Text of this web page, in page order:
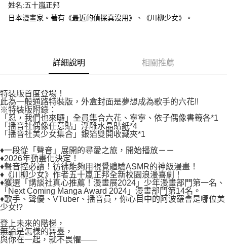
※ 請注意：結帳手續完成當下不需立刻繳費，但若您需要取消訂單，請聯絡
購買商品的店家。未經商家同意取消之訂單仍視為有效，需透過AFTEE先享
後付繳納相關費用。
權轉讓予恩沛科技股份有限公司。
２．關於個人資料處理事宜，請瀏覽以下網址：
https://aftee.tw/terms/#terms3
３．未成年的使用者請事先徵得法定代理人或監護人之同意方可使用
「AFTEE先享後付」，若未經同意申辦者引起之損失，本公司不負相關責
４．使用「AFTEE先享後付」時，將依據個別帳號之用戶狀況，依本公司即
時審查核予不同之上限額度；若仍有額度不足之情形，本公司將視審查結果
請求用戶進行身份認證。
５．嚴禁一人註冊多個帳號或使用他人資訊註冊。若發現惡意使用之情形，
恩沛科技股份有限公司將有權停止該用戶之使用額度並採取法律行動。
每筆NT$80，滿NT$500(含以上)免運費
付款後7-11取貨
每筆NT$80，滿NT$500(含以上)免運費
宅配
國家/地區配送 查看運費
姓名:五十嵐正邦
日本漫畫家。著有《最近的偵探真沒用》、《川柳少女》。
詳細說明 相關推薦
特裝版首度登場！
此為一般通路特裝版，外盒封面是夢想成為歌手的六花!!
※特裝版附錄：
「忍，我們也來囉」全員集合六花、寧寧、依子偶像書籤各*1
「播音社偶像任意貼」浮雕水晶貼紙*4
「播音社美少女集合」銀箔雙開收藏夾*1
♦一段從「聲音」展開的尋愛之旅，開始播放－－
♦2026年動畫化決定！
♦聲音控必讀！彷彿能夠用視覺體驗ASMR的神級漫畫！
♦《川柳少女》作者五十嵐正邦全新校園浪漫喜劇！
♦獲選「講談社真心推薦！漫畫展2024」少年漫畫部門第一名、
「Next Coming Manga Award 2024」漫畫部門第14名。
♦歌手、聲優、VTuber、播音員，你心目中的阿波羅會是哪位美
少女!?
登上未來的階梯，
無論是怎樣的舞臺，
與你在一起，就不畏懼——